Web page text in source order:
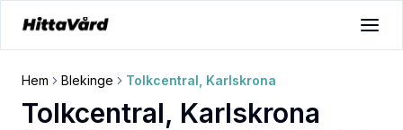
Hem Blekinge Tolkcentral, Karlskrona
Tolkcentral, Karlskrona